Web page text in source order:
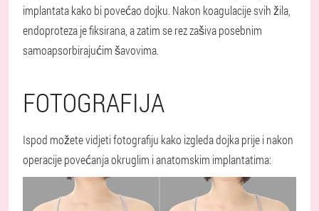
implantata kako bi povećao dojku. Nakon koagulacije svih žila,
endoproteza je fiksirana, a zatim se rez zašiva posebnim
samoapsorbirajućim šavovima.
FOTOGRAFIJA
Ispod možete vidjeti fotografiju kako izgleda dojka prije i nakon
operacije povećanja okruglim i anatomskim implantatima: